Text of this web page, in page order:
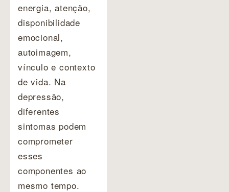
energia, atenção,
disponibilidade
emocional,
autoimagem,
vínculo e contexto
de vida. Na
depressão,
diferentes
sintomas podem
comprometer
esses
componentes ao
mesmo tempo.